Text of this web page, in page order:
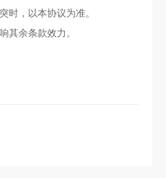
时，以本协议为准。
其余条款效力。